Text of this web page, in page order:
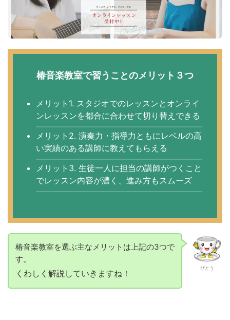
椿音楽教室で習うことのメリット３つ
メリット1. スタジオでのレッスンとオンライ
ンレッスンを都合に合わせて切り替えできる
メリット2. 演奏力・指導力ともにレベルの高
い実績のある講師に教えてもらえる
メリット3. 生徒一人に担当の講師がつくこと
でレッスン内容が濃く、進み方もスムーズ
びとう
椿音楽教室を選ぶ主なメリットは上記の3つで
す。
くわしく解説していきますね！